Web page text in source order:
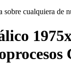
cualquiera de